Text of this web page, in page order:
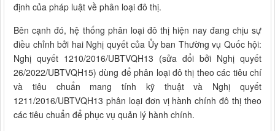
định của pháp luật về phân loại đô thị.
Bên cạnh đó, hệ thống phân loại đô thị hiện nay đang chịu sự
điều chỉnh bởi hai Nghị quyết của Ủy ban Thường vụ Quốc hội:
Nghị quyết 1210/2016/UBTVQH13 (sửa đổi bởi Nghị quyết
26/2022/UBTVQH15) dùng để phân loại đô thị theo các tiêu chí
và tiêu chuẩn mang tính kỹ thuật và Nghị quyết
1211/2016/UBTVQH13 phân loại đơn vị hành chính đô thị theo
các tiêu chuẩn để phục vụ quản lý hành chính.